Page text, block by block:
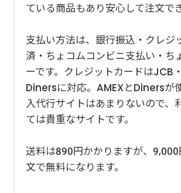
ている商品もあり安心して注文で
支払い方法は、銀行振込・クレジ
済・ちょコムコンビニ支払い・ち
ーです。クレジットカードはJCB
Dinersに対応。AMEXとDinersが
入代行サイトはあまりないので、
ては貴重なサイトです。
送料は890円かかりますが、
文で無料になります。